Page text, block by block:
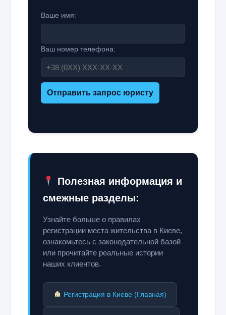
Ваше имя:
Ваш номер телефона:
Отправить запрос юристу
Полезная информация и
смежные разделы:
Узнайте больше о правилах
регистрации места жительства в Киеве,
ознакомьтесь с законодательной базой
или прочитайте реальные истории
наших клиентов.
Регистрация в Киеве (Главная)